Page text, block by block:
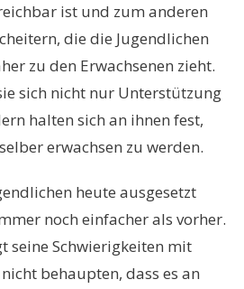
ist und zum anderen
die die Jugendlichen
zu den Erwachsenen zieht.
sich nicht nur Unterstützung
halten sich an ihnen fest,
erwachsen zu werden.
heute ausgesetzt
noch einfacher als vorher.
seine Schwierigkeiten mit
behaupten, dass es an